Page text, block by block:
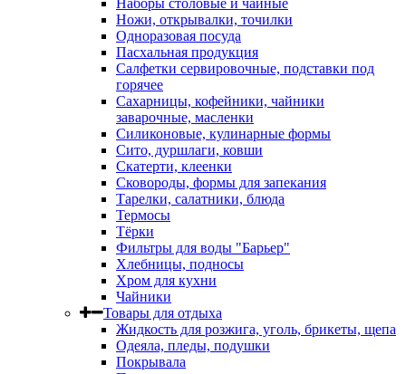
Наборы столовые и чайные
Ножи, открывалки, точилки
Одноразовая посуда
Пасхальная продукция
Салфетки сервировочные, подставки под
горячее
Сахарницы, кофейники, чайники
заварочные, масленки
Силиконовые, кулинарные формы
Сито, дуршлаги, ковши
Скатерти, клеенки
Сковороды, формы для запекания
Тарелки, салатники, блюда
Термосы
Тёрки
Фильтры для воды "Барьер"
Хлебницы, подносы
Хром для кухни
Чайники
Товары для отдыха
Жидкость для розжига, уголь, брикеты, щепа
Одеяла, пледы, подушки
Покрывала